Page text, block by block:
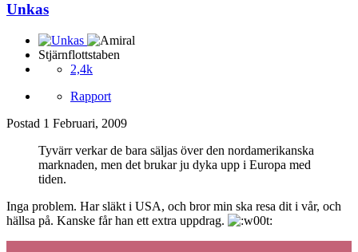
Unkas
Stjärnflottstaben
2,4k
Rapport
Postad 1 Februari, 2009
Tyvärr verkar de bara säljas över den nordamerikanska
marknaden, men det brukar ju dyka upp i Europa med
tiden.
Inga problem. Har släkt i USA, och bror min ska resa dit i vår, och
hällsa på. Kanske får han ett extra uppdrag.